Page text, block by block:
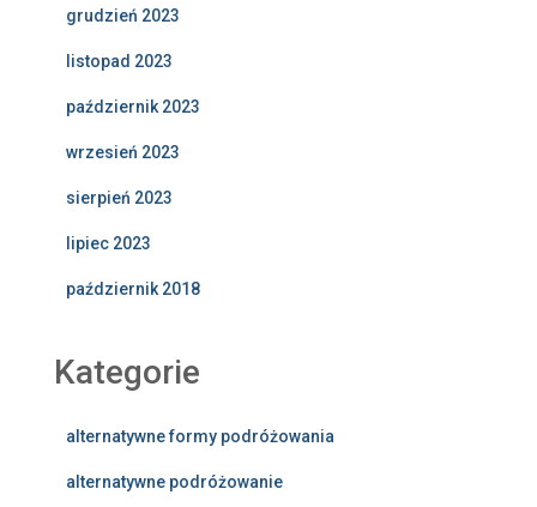
grudzień 2023
listopad 2023
październik 2023
wrzesień 2023
sierpień 2023
lipiec 2023
październik 2018
Kategorie
alternatywne formy podróżowania
alternatywne podróżowanie